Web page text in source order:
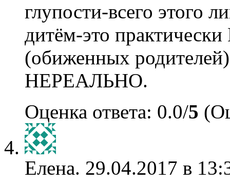
глупости-всего этого
дитём-это
(обиженных
НЕРЕАЛЬНО.
Оценка ответа: 0.0/5
Елена. 29.04.2017 в